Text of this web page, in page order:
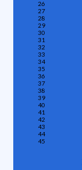
26
27
28
29
30
31
32
33
34
35
36
37
38
39
40
41
42
43
44
45